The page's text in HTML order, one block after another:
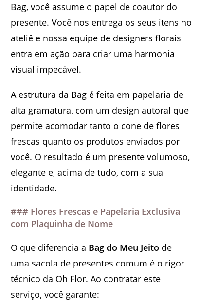
Bag, você assume o papel de coautor do
presente. Você nos entrega os seus itens no
ateliê e nossa equipe de designers florais
entra em ação para criar uma harmonia
visual impecável.
A estrutura da Bag é feita em papelaria de
alta gramatura, com um design autoral que
permite acomodar tanto o cone de flores
frescas quanto os produtos enviados por
você. O resultado é um presente volumoso,
elegante e, acima de tudo, com a sua
identidade.
### Flores Frescas e Papelaria Exclusiva
com Plaquinha de Nome
O que diferencia a Bag do Meu Jeito de
uma sacola de presentes comum é o rigor
técnico da Oh Flor. Ao contratar este
serviço, você garante: